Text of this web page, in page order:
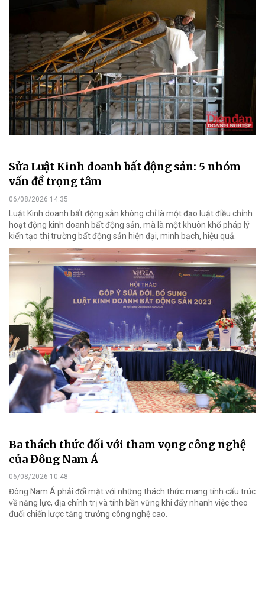
Sửa Luật Kinh doanh bất động sản: 5 nhóm
vấn đề trọng tâm
06/08/2026 14:35
Luật Kinh doanh bất động sản không chỉ là một đạo luật điều chỉnh
hoạt động kinh doanh bất động sản, mà là một khuôn khổ pháp lý
kiến tạo thị trường bất động sản hiện đại, minh bạch, hiệu quả.
Ba thách thức đối với tham vọng công nghệ
của Đông Nam Á
06/08/2026 10:48
Đông Nam Á phải đối mặt với những thách thức mang tính cấu trúc
về năng lực, địa chính trị và tính bền vững khi đẩy nhanh việc theo
đuổi chiến lược tăng trưởng công nghệ cao.